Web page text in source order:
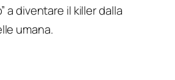
a diventare il killer dalla
umana.